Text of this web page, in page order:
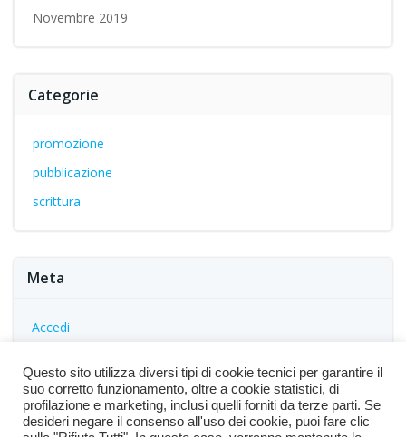
Novembre 2019
Categorie
promozione
pubblicazione
scrittura
Meta
Accedi
Feed dei commenti
WordPress.org
Questo sito utilizza diversi tipi di cookie tecnici per garantire il
suo corretto funzionamento, oltre a cookie statistici, di
profilazione e marketing, inclusi quelli forniti da terze parti. Se
desideri negare il consenso all'uso dei cookie, puoi fare clic